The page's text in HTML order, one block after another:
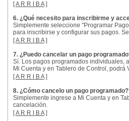
[A R R I B A]
6. ¿Qué necesito para inscribirme y
Simplemente seleccione "Programar
para inscribirse y configurar sus pagos.
[A R R I B A]
7. ¿Puedo cancelar un pago
Sí. Los pagos programados individuales,
Mi Cuenta y en Tablero de Control,
[A R R I B A]
8. ¿Cómo cancelo un pago programado?
Simplemente ingrese a Mi Cuenta y en
cancelación.
[A R R I B A]